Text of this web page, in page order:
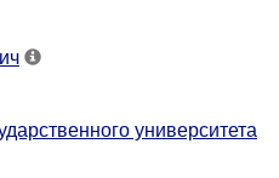
университета